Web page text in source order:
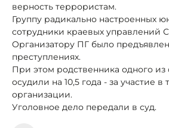
верность террористам.
Группу радикально настроенных
сотрудники краевых
Организатору ПГ было
преступлениях.
При этом родственника одного
осудили на 10,5 года - за участие
организации.
Уголовное дело передали в суд.